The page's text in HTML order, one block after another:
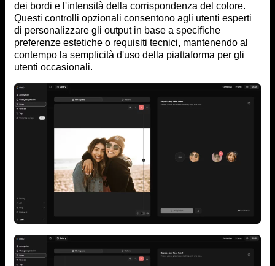
dei bordi e l'intensità della corrispondenza del colore.
Questi controlli opzionali consentono agli utenti esperti
di personalizzare gli output in base a specifiche
preferenze estetiche o requisiti tecnici, mantenendo al
contempo la semplicità d'uso della piattaforma per gli
utenti occasionali.